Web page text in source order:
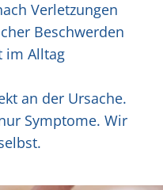
Verletzungen
Beschwerden
im Alltag
an der Ursache.
Symptome. Wir